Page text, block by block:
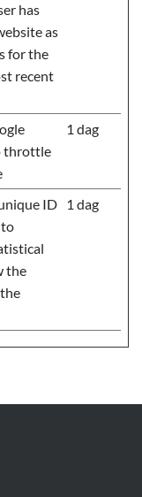
has
as
for the
recent
throttle
1 dag
ID
the
1 dag